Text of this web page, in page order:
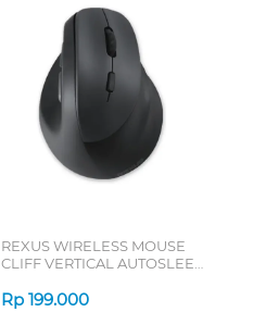
REXUS WIRELESS MOUSE
CLIFF VERTICAL AUTOSLEEP
Rp 199.000